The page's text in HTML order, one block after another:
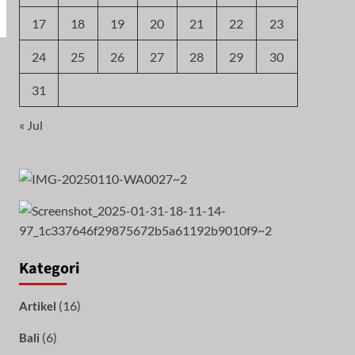
17 18 19 20 21 22 23
24 25 26 27 28 29 30
31
« Jul
Kategori
Artikel (16)
Bali (6)